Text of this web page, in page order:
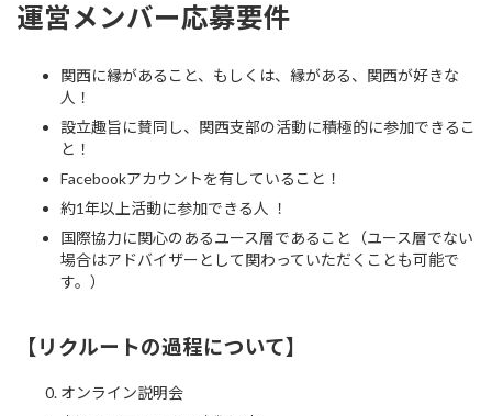
運営メンバー応募要件
関西に縁があること、もしくは、縁がある、関西が好きな
人！
設立趣旨に賛同し、関西支部の活動に積極的に参加できるこ
と！
Facebookアカウントを有していること！
約1年以上活動に参加できる人 ！
国際協力に関心のあるユース層であること（ユース層でない
場合はアドバイザーとして関わっていただくことも可能で
す。）
【リクルートの過程について】
オンライン説明会